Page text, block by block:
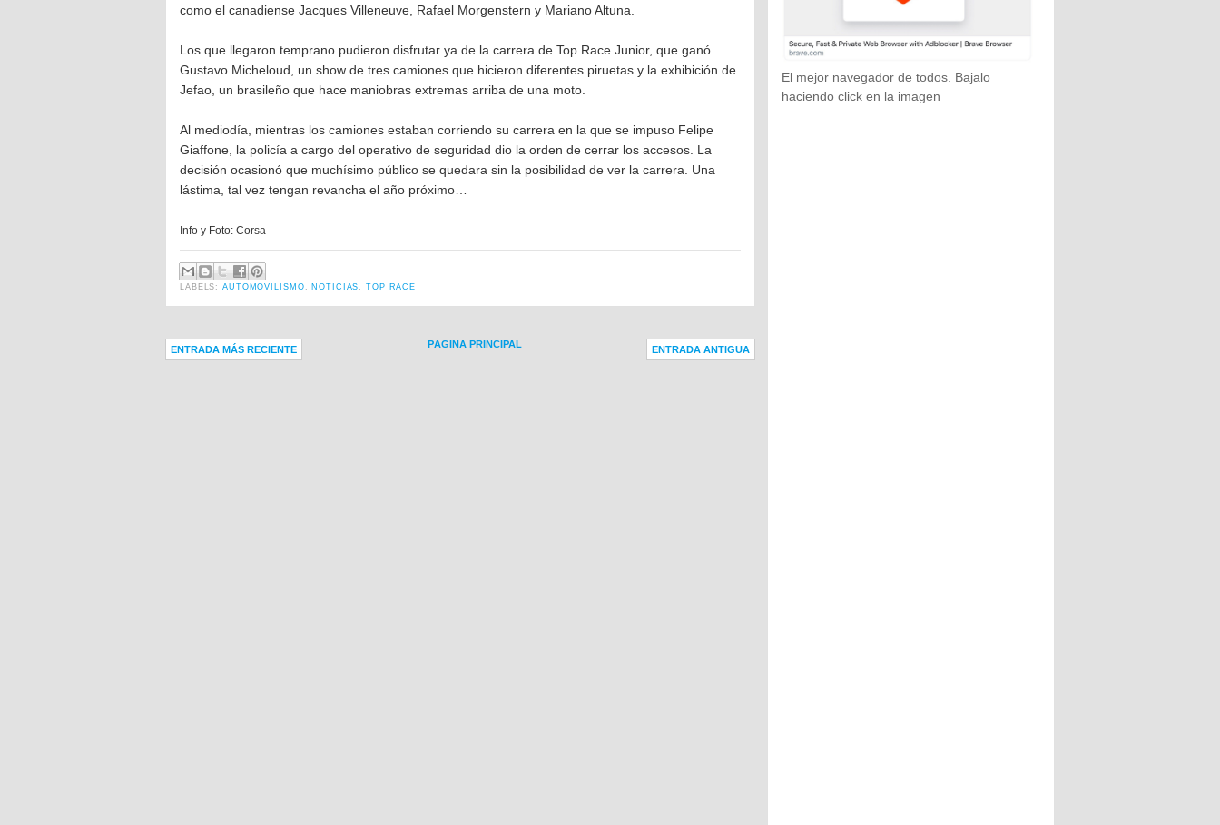
como el canadiense Jacques Villeneuve, Rafael Morgenstern y Mariano Altuna.
Los que llegaron temprano pudieron disfrutar ya de la carrera de Top Race Junior, que ganó
Gustavo Micheloud, un show de tres camiones que hicieron diferentes piruetas y la exhibición de
Jefao, un brasileño que hace maniobras extremas arriba de una moto.
Al mediodía, mientras los camiones estaban corriendo su carrera en la que se impuso Felipe
Giaffone, la policía a cargo del operativo de seguridad dio la orden de cerrar los accesos. La
decisión ocasionó que muchísimo público se quedara sin la posibilidad de ver la carrera. Una
lástima, tal vez tengan revancha el año próximo…
Info y Foto: Corsa
LABELS:AUTOMOVILISMO NOTICIAS ,TOP RACE
ENTRADA MÁS RECIENTE ENTRADA ANTIGUA
PÁGINA PRINCIPAL
El mejor navegador de todos. Bajalo
haciendo click en la imagen